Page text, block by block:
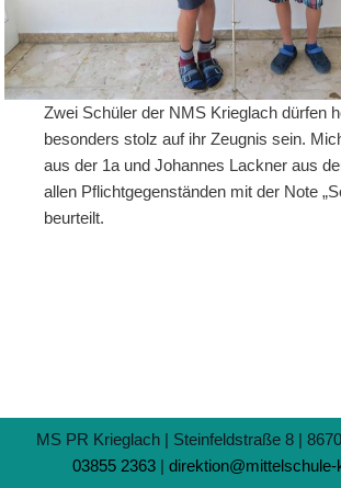
Zwei Schüler der NMS Krieglach dürfen
besonders stolz auf ihr Zeugnis sein.
aus der 1a und Johannes Lackner aus
allen Pflichtgegenständen mit der Note
beurteilt.
MS PR Krieglach | Steinfeldstraße 8 |
03855 2363 |